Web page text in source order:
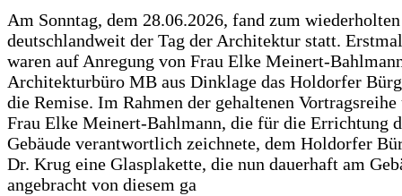
Am Sonntag, dem 28.06.2026, fand zum
deutschlandweit der Tag der Architektur statt.
waren auf Anregung von Frau Elke Meinert-
Architekturbüro MB aus Dinklage das Holdorfer
die Remise. Im Rahmen der gehaltenen
Frau Elke Meinert-Bahlmann, die für die Errichtung
Gebäude verantwortlich zeichnete, dem Holdorfer
Dr. Krug eine Glasplakette, die nun dauerhaft am
angebracht von diesem ga